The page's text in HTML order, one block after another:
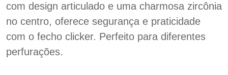
com design articulado e uma charmosa zircônia
no centro, oferece segurança e praticidade
com o fecho clicker. Perfeito para diferentes
perfurações.